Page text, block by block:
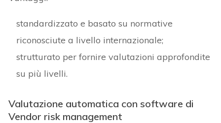
standardizzato e basato su normative
riconosciute a livello internazionale;
strutturato per fornire valutazioni approfondite
su più livelli.
Valutazione automatica con software di
Vendor risk management